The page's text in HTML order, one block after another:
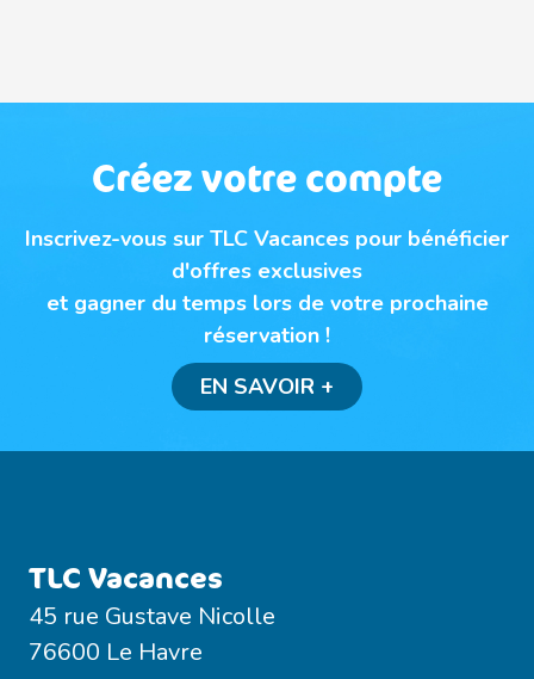
Créez votre compte
Inscrivez-vous sur TLC Vacances pour bénéficier
d'offres exclusives
et gagner du temps lors de votre prochaine
réservation !
EN SAVOIR +
TLC Vacances
45 rue Gustave Nicolle
76600 Le Havre